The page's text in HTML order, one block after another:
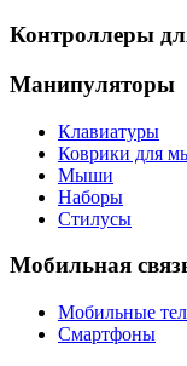
Контроллеры
Манипуляторы
Клавиатуры
Коврики для
Мыши
Наборы
Стилусы
Мобильная
Мобильные
Смартфоны